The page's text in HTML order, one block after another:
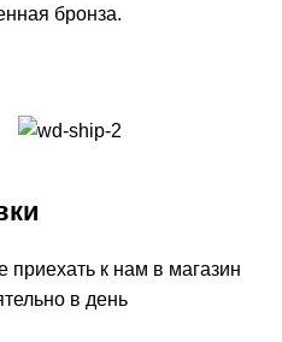
бронза.
к нам в магазин
в день